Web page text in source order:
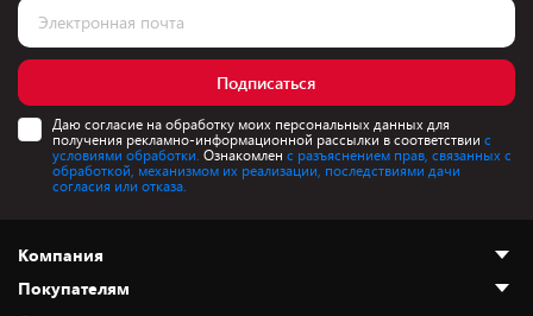
Подписаться
Даю согласие на обработку моих персональных данных для
получения рекламно-информационной рассылки в соответствии с
условиями обработки. Ознакомлен с разъяснением прав, связанных с
обработкой, механизмом их реализации, последствиями дачи
согласия или отказа.
Компания
О нас
Покупателям